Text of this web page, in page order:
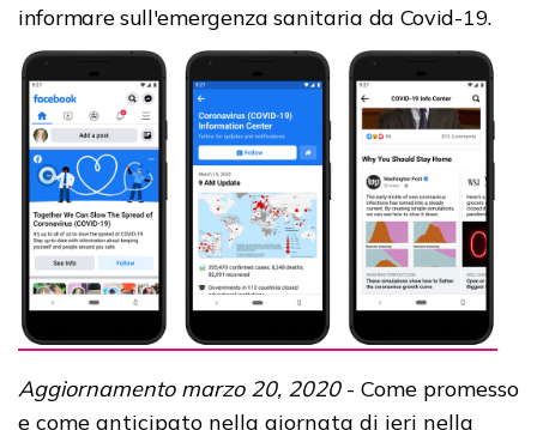
informare sull'emergenza sanitaria da Covid-19.
Aggiornamento marzo 20, 2020- Come promesso
e come anticipato nella giornata di ieri nella